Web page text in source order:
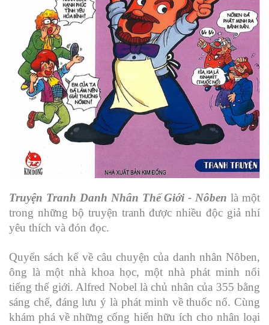
Truyện Tranh Danh Nhân Thế Giới - Nôbenlà một
trong những bộ truyện tranh được nhiều độc giả nhí
yêu thích và đón đọc.
Quyển sách kể về câu chuyện của danh nhân Nôben,
ông là một nhà khoa học, một nhà phát minh nổi
tiếng thế giới. Alfred Nobel là chủ nhân của 355 bằng
sáng chế, đáng lưu ý là phát minh về thuốc nổ. Cùng
khám phá về những cống hiến hữu ích cho nhân loại